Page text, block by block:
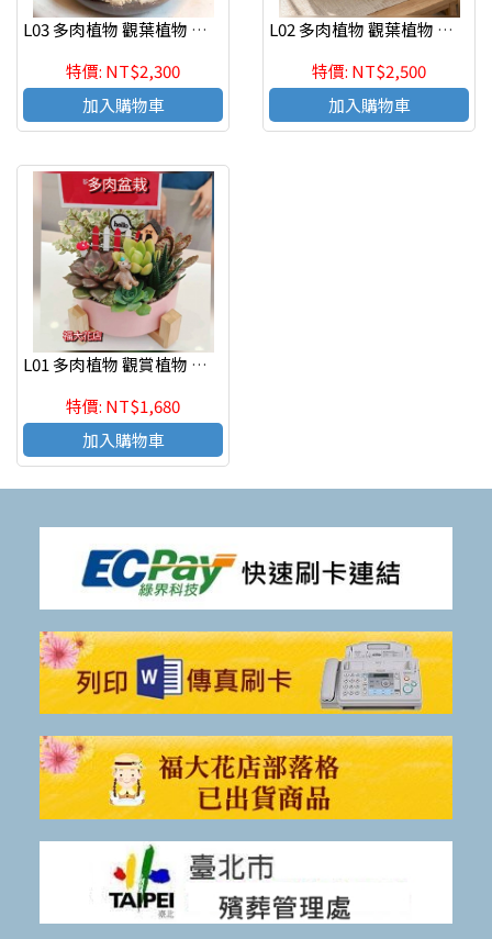
L03 多肉植物 觀葉植物 辦公室紓壓植物
特價: NT$2,300
加入購物車
L02 多肉植物 觀葉植物 辦公室紓壓植物
特價: NT$2,500
加入購物車
L01 多肉植物 觀賞植物 辦公室紓壓植物
特價: NT$1,680
加入購物車